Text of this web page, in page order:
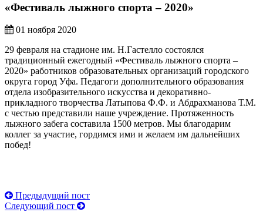
«Фестиваль лыжного спорта – 2020»
01 ноября 2020
29 февраля на стадионе им. Н.Гастелло состоялся
традиционный ежегодный «Фестиваль лыжного спорта –
2020» работников образовательных организаций городского
округа город Уфа. Педагоги дополнительного образования
отдела изобразительного искусства и декоративно-
прикладного творчества Латыпова Ф.Ф. и Абдрахманова Т.М.
с честью представили наше учреждение. Протяженность
лыжного забега составила 1500 метров. Мы благодарим
коллег за участие, гордимся ими и желаем им дальнейших
побед!
Предыдущий пост
Следующий пост